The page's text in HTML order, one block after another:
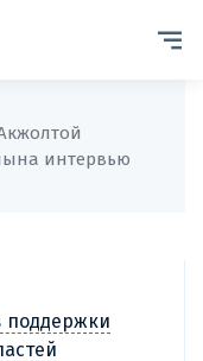
интервью
поддержки